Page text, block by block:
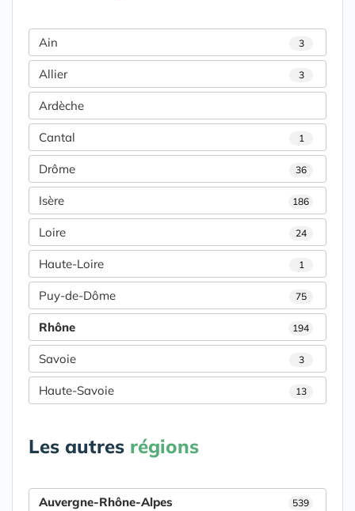
Ain 3
Allier 3
Ardèche
Cantal 1
Drôme 36
Isère 186
Loire 24
Haute-Loire 1
Puy-de-Dôme 75
Rhône 194
Savoie 3
Haute-Savoie 13
Les autres régions
Auvergne-Rhône-Alpes 539